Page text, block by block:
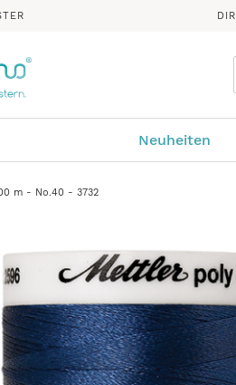
Neuheiten
m - No.40 - 3732